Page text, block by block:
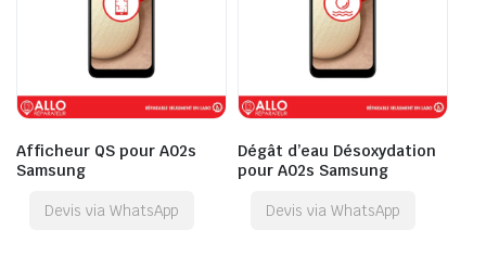
Afficheur QS pour A02s
Samsung
Devis via WhatsApp
Dégât d’eau Désoxydation
pour A02s Samsung
Devis via WhatsApp